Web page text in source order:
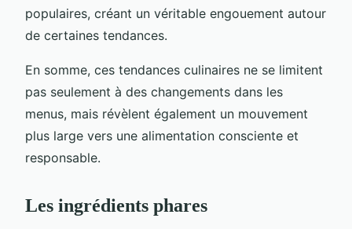
populaires, créant un véritable engouement autour
de certaines tendances.
En somme, ces tendances culinaires ne se limitent
pas seulement à des changements dans les
menus, mais révèlent également un mouvement
plus large vers une alimentation consciente et
responsable.
Les ingrédients phares